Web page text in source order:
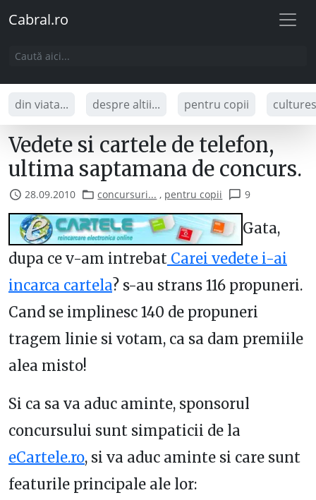
Cabral.ro
din viata... despre altii... pentru copii
Vedete si cartele de telefon,
ultima saptamana de concurs.
28.09.2010 concursuri... , pentru copii 9
Gata,
dupa ce v-am intrebat Carei vedete i-ai
incarca cartela? s-au strans 116 propuneri.
Cand se implinesc 140 de propuneri
tragem linie si votam, ca sa dam premiile
alea misto!
Si ca sa va aduc aminte, sponsorul
concursului sunt simpaticii de la
eCartele.ro, si va aduc aminte si care sunt
featurile principale ale lor: